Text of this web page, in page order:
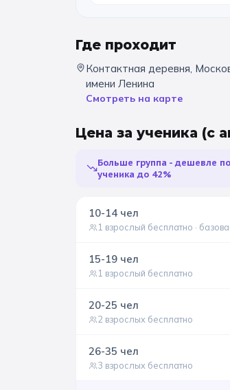
Где проходит
Контактная деревня,
имени Ленина
Смотреть на карте
Цена за ученика (с
Больше группа - дешевле
ученика до 42%
10-14 чел
1 взрослый бесплатно ·
15-19 чел
1 взрослый бесплатно
20-25 чел
2 взрослых бесплатно
26-35 чел
3 взрослых бесплатно